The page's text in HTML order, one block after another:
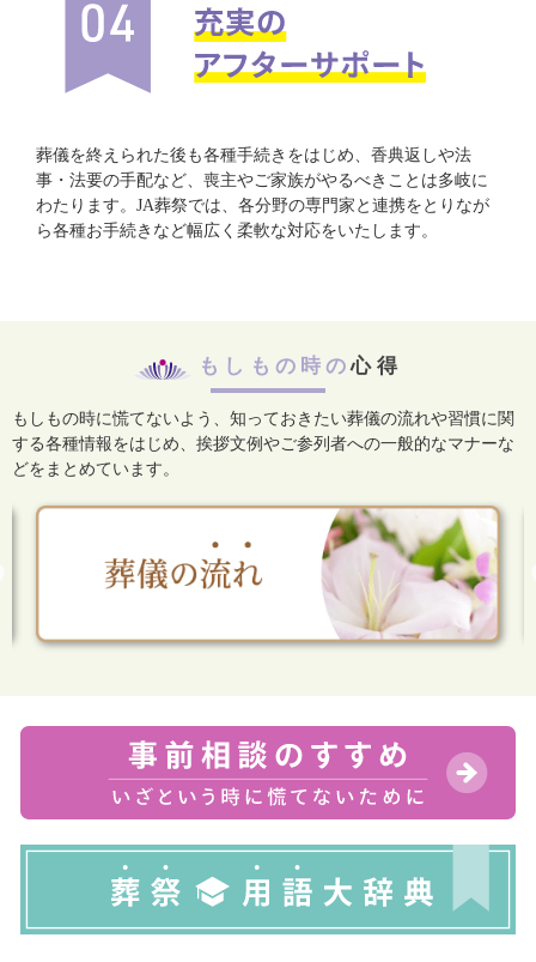
葬儀を終えられた後も各種手続きをはじめ、香典返しや法
事・法要の手配など、喪主やご家族がやるべきことは多岐に
わたります。JA葬祭では、各分野の専門家と連携をとりなが
ら各種お手続きなど幅広く柔軟な対応をいたします。
もしもの時の心得
もしもの時に慌てないよう、知っておきたい葬儀の流れや習慣に関
する各種情報をはじめ、 挨拶文例やご参列者への一般的なマナーな
どをまとめています。